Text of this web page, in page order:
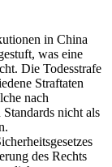
in China
was eine
Die Todesstrafe
Straftaten
nach
nicht als
des Rechts